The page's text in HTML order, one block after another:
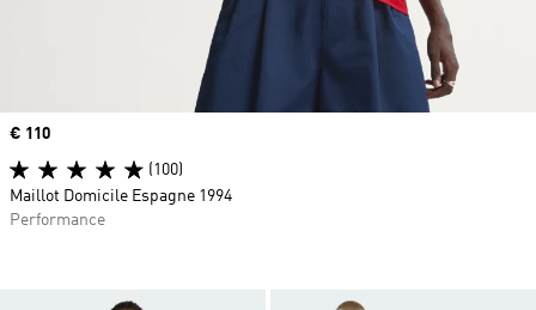
Prix
€ 110
(100)
Maillot Domicile Espagne 1994
Performance